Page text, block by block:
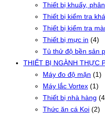
Thiết bị khuấy,
Thiết bị kiểm tra
Thiết bị kiểm tra
Thiết bị mực in (4)
Tủ thử độ bền sản
THIẾT BỊ NGÀNH THỰC
Máy đo độ mặn (1)
Máy lắc Vortex (1)
Thiết bị nhà hàng
Thức ăn cá Koi (2)